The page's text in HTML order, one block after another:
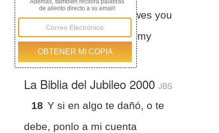
wronged you at all, or owes you
anything, charge that to my
account.
La Biblia del Jubileo 2000 JBS
18 Y si en algo te dañó, o te
debe, ponlo a mi cuenta